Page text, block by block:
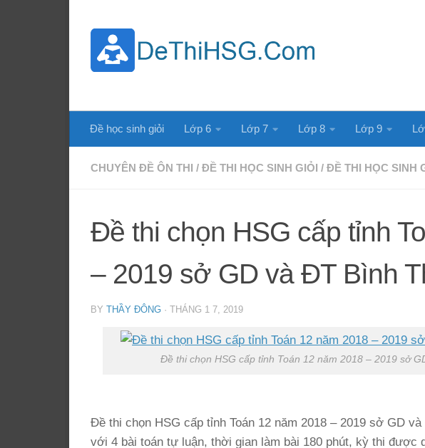
Đề học sinh giỏi Lớp 6 Lớp 7 Lớp 8 Lớp 9
CHUYÊN ĐỀ ÔN THI / ĐỀ THI HỌC SINH GIỎI / ĐỀ THI HỌC SINH
Đề thi chọn HSG cấp tỉnh
– 2019 sở GD và ĐT Bình
BY THẦY ĐÔNG · THÁNG 1 7, 2019
Đề thi chọn HSG cấp tỉnh Toán 12 năm 2018 – 2019 sở
Đề thi chọn HSG cấp tỉnh Toán 12 năm 2018 – 2019 sở GD
với 4 bài toán tự luận, thời gian làm bài 180 phút, kỳ thi được